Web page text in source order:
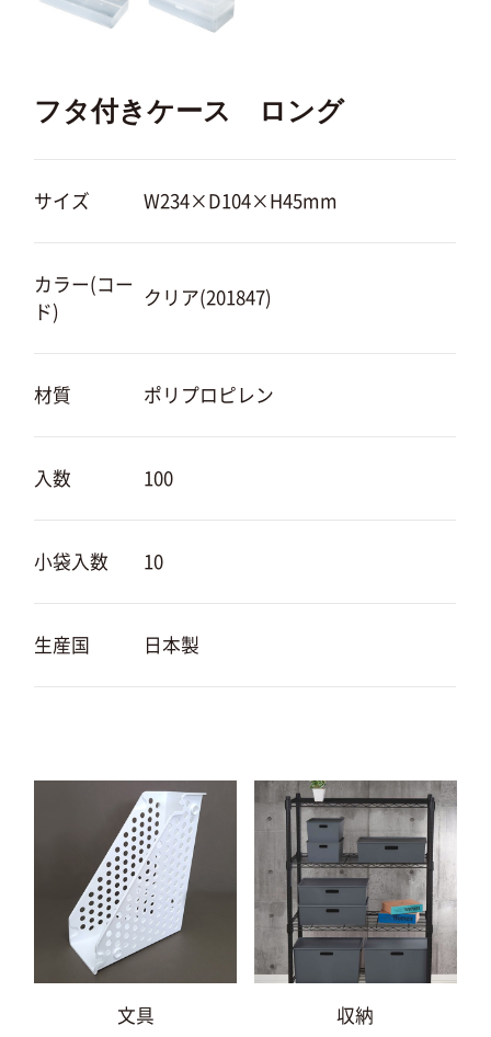
フタ付きケース ロング
サイズ W234×D104×H45mm
カラー(コー
ド)
クリア(201847)
材質 ポリプロピレン
入数 100
小袋入数 10
生産国 日本製
文具 収納